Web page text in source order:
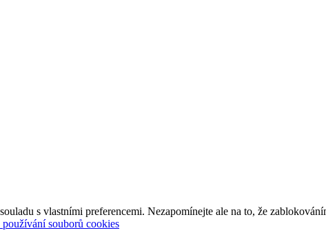
s vlastními preferencemi. Nezapomínejte ale na to, že
souborů cookies